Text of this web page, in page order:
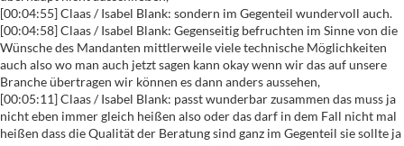
[00:04:55] Claas / Isabel Blank: sondern im Gegenteil wundervoll auch.
[00:04:58] Claas / Isabel Blank: Gegenseitig befruchten im Sinne von die
Wünsche des Mandanten mittlerweile viele technische Möglichkeiten
auch also wo man auch jetzt sagen kann okay wenn wir das auf unsere
Branche übertragen wir können es dann anders aussehen,
[00:05:11] Claas / Isabel Blank: passt wunderbar zusammen das muss ja
nicht eben immer gleich heißen also oder das darf in dem Fall nicht mal
heißen dass die Qualität der Beratung sind ganz im Gegenteil sie sollte ja